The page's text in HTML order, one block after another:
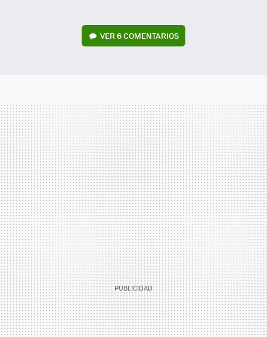
VER 6 COMENTARIOS